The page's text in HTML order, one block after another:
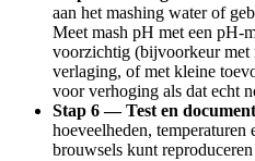
aan het mashing water of
Meet mash pH met een pH-
voorzichtig (bijvoorkeur
verlaging, of met kleine
voor verhoging als dat echt
Stap 6 — Test en
hoeveelheden,
brouwsels kunt